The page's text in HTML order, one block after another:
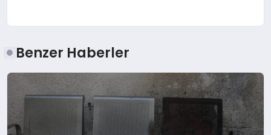
Benzer Haberler